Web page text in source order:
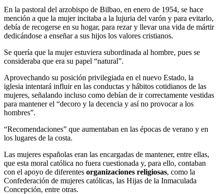
En la pastoral del arzobispo de Bilbao, en enero de 1954, se hace
mención a que la mujer incitaba a la lujuria del varón y para evitarlo,
debía de recogerse en su hogar, para rezar y llevar una vida de mártir
dedicándose a enseñar a sus hijos los valores cristianos.
Se quería que la mujer estuviera subordinada al hombre, pues se
consideraba que era su papel “natural”.
Aprovechando su posición privilegiada en el nuevo Estado, la
iglesia intentará influir en las conductas y hábitos cotidianos de las
mujeres, señalando incluso como debían de ir correctamente vestidas
para mantener el “decoro y la decencia y así no provocar a los
hombres”.
“Recomendaciones” que aumentaban en las épocas de verano y en
los lugares de la costa.
Las mujeres españolas eran las encargadas de mantener, entre ellas,
que esta moral católica no fuera cuestionada y, para ello, contaban
con el apoyo de diferentes organizaciones religiosas, como la
Confederación de mujeres católicas, las Hijas de la Inmaculada
Concepción, entre otras.